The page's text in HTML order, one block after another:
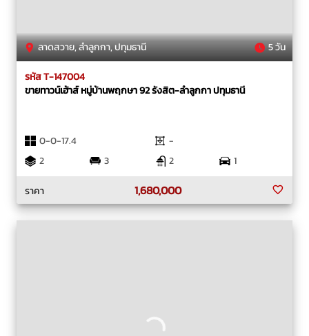
ลาดสวาย, ลำลูกกา, ปทุมธานี 5 วัน
รหัส T-147004
ขายทาวน์เฮ้าส์ หมู่บ้านพฤกษา 92 รังสิต-ลำลูกกา ปทุมธานี
0-0-17.4
-
2
3 2
1
ราคา
1,680,000